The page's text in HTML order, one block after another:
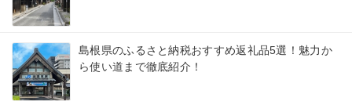
島根県のふるさと納税おすすめ返礼品5選！魅力か
ら使い道まで徹底紹介！